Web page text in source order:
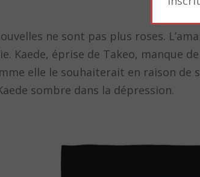
ne sont pas plus roses.
Kaede, éprise de Takeo, manque
elle le souhaiterait en raison
sombre dans la dépression.